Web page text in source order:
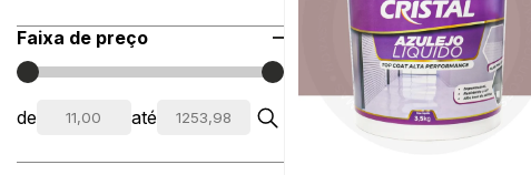
Faixa de preço
de até